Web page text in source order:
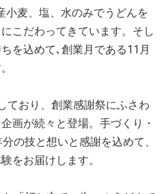
小麦、塩、水のみでうどんを
こだわってきています。そし
を込めて､創業月である11月
ており、創業感謝祭にふさわ
画が続々と登場。手づくり・
の技と想いと感謝を込めて、
験をお届けします。